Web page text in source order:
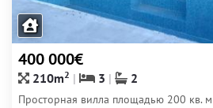
400 000€
210m2 3 2
Просторная вилла площадью 200 кв.